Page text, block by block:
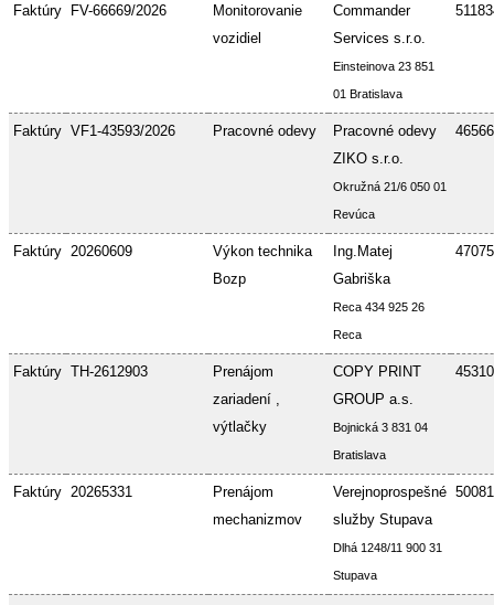
Faktúry FV-66669/2026
Monitorovanie
vozidiel
Commander
Services s.r.o.
Einsteinova 23 851
01 Bratislava
Faktúry VF1-43593/2026 Pracovné odevy
Pracovné odevy
ZIKO s.r.o.
Okružná 21/6 050 01
Revúca
Faktúry 20260609
Výkon technika
Bozp
Ing.Matej
Gabriška
Reca 434 925 26
Reca
Faktúry TH-2612903
Prenájom
zariadení ,
výtlačky
COPY PRINT
GROUP a.s.
Bojnická 3 831 04
Bratislava
Faktúry 20265331
Prenájom
mechanizmov
Verejnoprospešné
služby Stupava
Dlhá 1248/11 900 31
Stupava